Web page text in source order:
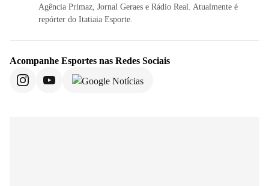
Agência Primaz, Jornal Geraes e Rádio Real. Atualmente é
repórter do Itatiaia Esporte.
Acompanhe Esportes nas Redes Sociais